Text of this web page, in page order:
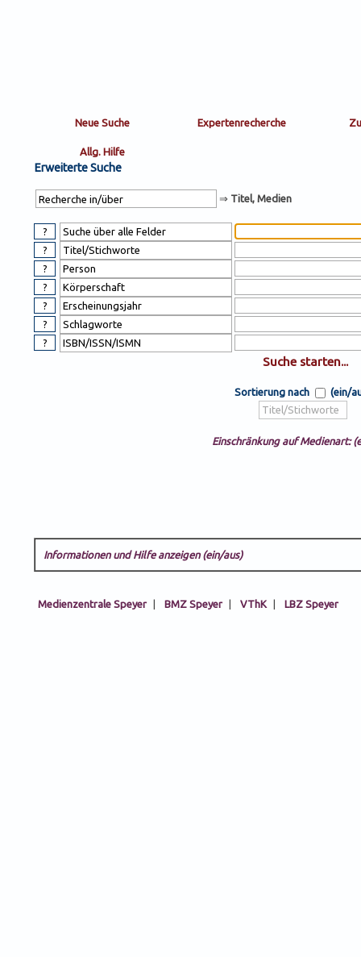
Erweiterte Suche
⇒ Titel, Medien
Sortierung nach (ein/
Einschränkung auf Medienart:
Informationen und Hilfe anzeigen (ein/aus)
Medienzentrale Speyer | BMZ Speyer | VThK | LBZ Speyer